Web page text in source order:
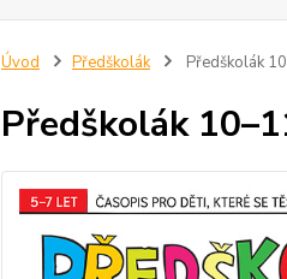
Úvod Předškolák Předškolák
Předškolák